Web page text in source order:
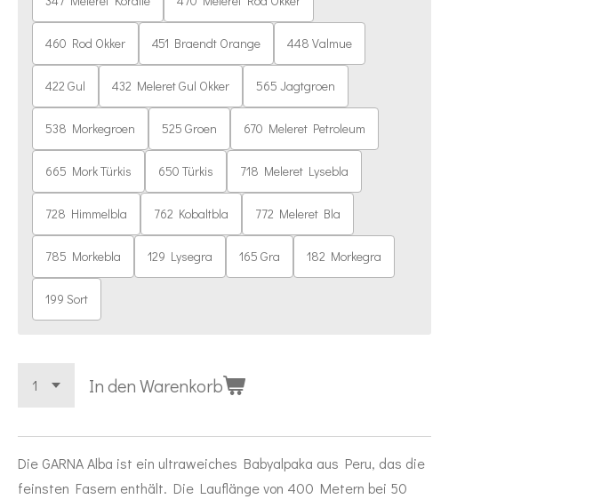
460 Rod Okker 451 Braendt Orange 448 Valmue
422 Gul 432 Meleret Gul Okker 565 Jagtgroen
538 Morkegroen 525 Groen 670 Meleret Petroleum
665 Mork Türkis 650 Türkis 718 Meleret Lysebla
728 Himmelbla 762 Kobaltbla 772 Meleret Bla
785 Morkebla 129 Lysegra 165 Gra 182 Morkegra
199 Sort
In den Warenkorb
Die GARNA Alba ist ein ultraweiches Babyalpaka aus Peru, das die
feinsten Fasern enthält. Die Lauflänge von 400 Metern bei 50